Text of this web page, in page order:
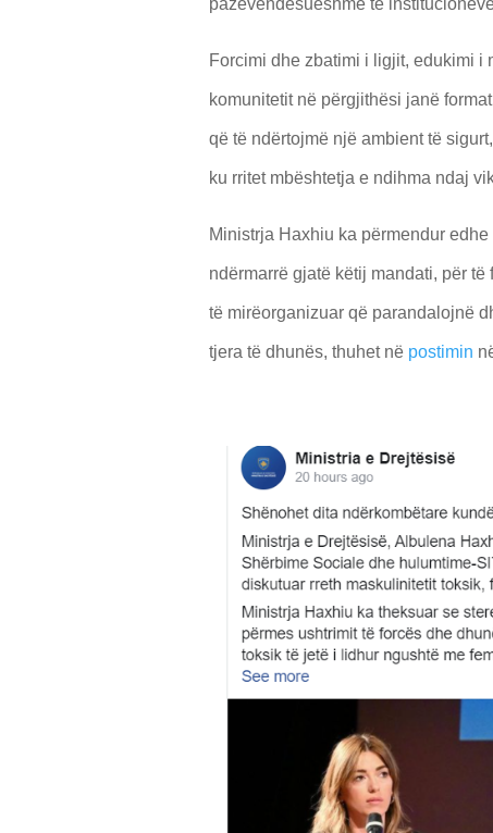
Forcimi dhe zbatimi i ligjit, edukimi i
komunitetit në përgjithësi janë
që të ndërtojmë një ambient të
ku rritet mbështetja e ndihma ndaj
Ministrja Haxhiu ka përmendur
ndërmarrë gjatë këtij mandati, për
të mirëorganizuar që parandalojnë
tjera të dhunës, thuhet në postimin